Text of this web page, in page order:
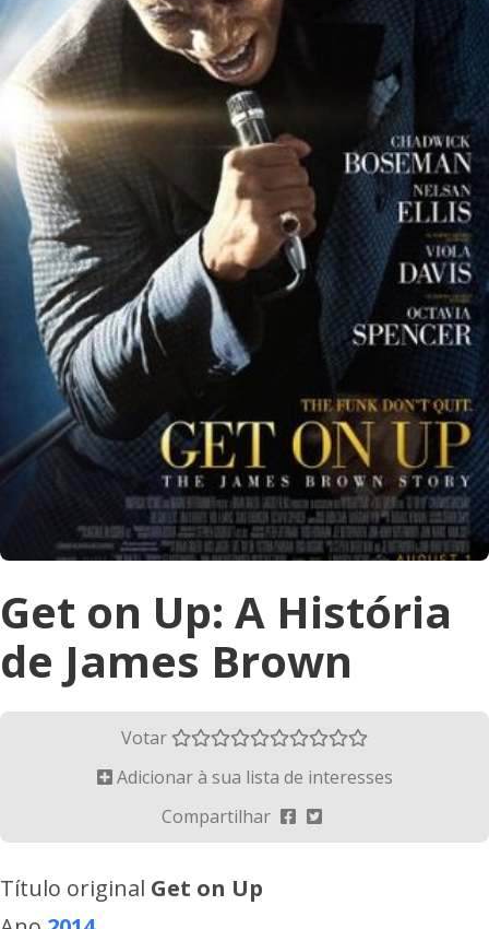
Get on Up: A História
de James Brown
Votar
Adicionar à sua lista de interesses
Compartilhar
Título original Get on Up